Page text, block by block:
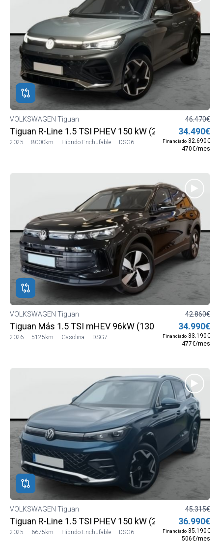
VOLKSWAGEN Tiguan
Tiguan R-Line 1.5 TSI PHEV 150 kW (204 CV) DSG6
2025 8000km Híbrido Enchufable DSG6
46.470€
34.490€
Financiado 32.690€
470€/mes
VOLKSWAGEN Tiguan
Tiguan Más 1.5 TSI mHEV 96kW (130 CV) DSG7
2026 5125km Gasolina DSG7
42.860€
34.990€
Financiado 33.190€
477€/mes
VOLKSWAGEN Tiguan
Tiguan R-Line 1.5 TSI PHEV 150 kW (204 CV) DSG6
2025 6675km Híbrido Enchufable DSG6
45.315€
36.990€
Financiado 35.190€
506€/mes